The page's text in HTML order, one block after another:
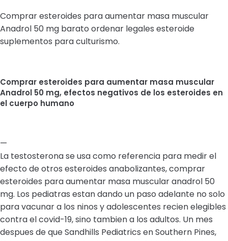
Comprar esteroides para aumentar masa muscular
Anadrol 50 mg barato ordenar legales esteroide
suplementos para culturismo.
Comprar esteroides para aumentar masa muscular
Anadrol 50 mg, efectos negativos de los esteroides en
el cuerpo humano
—
La testosterona se usa como referencia para medir el
efecto de otros esteroides anabolizantes, comprar
esteroides para aumentar masa muscular anadrol 50
mg. Los pediatras estan dando un paso adelante no solo
para vacunar a los ninos y adolescentes recien elegibles
contra el covid-19, sino tambien a los adultos. Un mes
despues de que Sandhills Pediatrics en Southern Pines,